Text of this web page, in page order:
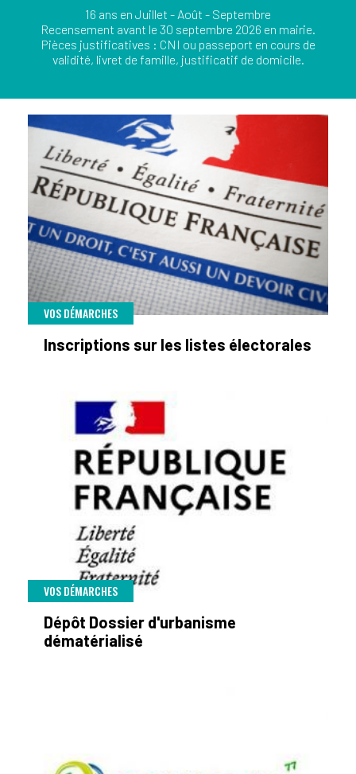
16 ans en Juillet - Août - Septembre
Recensement avant le 30 septembre 2026 en mairie.
Pièces justificatives : CNI ou passeport en cours de
validité, livret de famille, justificatif de domicile.
VOS DÉMARCHES
Inscriptions sur les listes électorales
VOS DÉMARCHES
Dépôt Dossier d'urbanisme
dématérialisé